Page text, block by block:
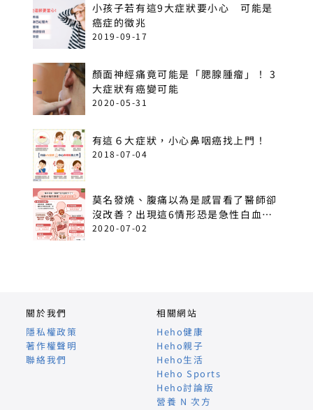
小孩子若有這9大症狀要小心 可能是
癌症的徵兆
2019-09-17
顏面神經痛竟可能是「腮腺腫瘤」！ 3
大症狀有癌變可能
2020-05-31
有這６大症狀，小心鼻咽癌找上門！
2018-07-04
莫名發燒、腹痛以為是感冒看了醫師卻
沒改善？出現這6情形恐是急性白血
病！
2020-07-02
關於我們
隱私權政策
著作權聲明
聯絡我們
相關網站
Heho健康
Heho親子
Heho生活
Heho Sports
Heho討論版
營養 N 次方